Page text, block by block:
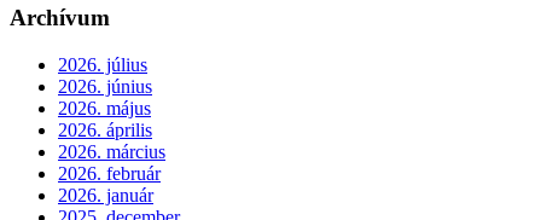
Archívum
2026. július
2026. június
2026. május
2026. április
2026. március
2026. február
2026. január